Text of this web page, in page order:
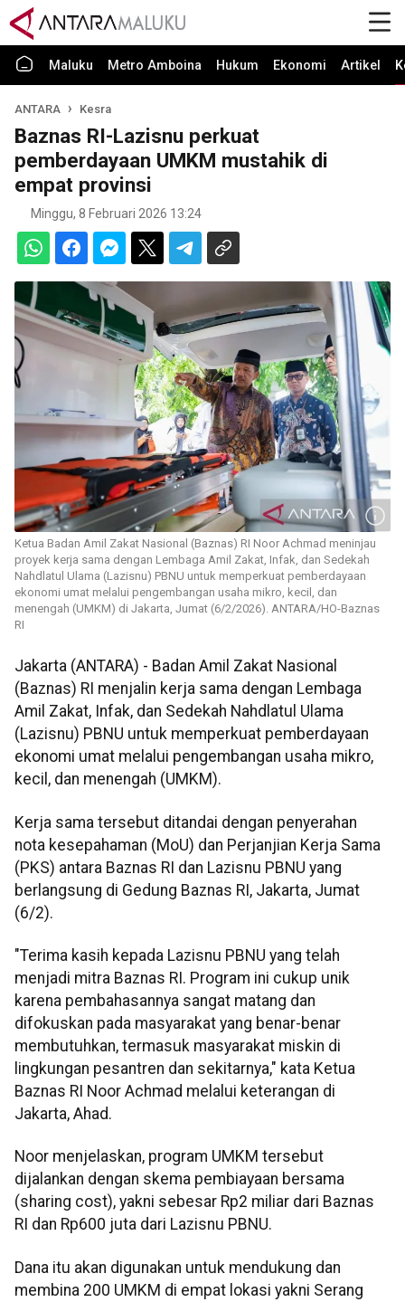
Maluku Metro Amboina Hukum Ekonomi Artikel
ANTARA Kesra
Baznas RI-Lazisnu perkuat
pemberdayaan UMKM mustahik di
empat provinsi
Minggu, 8 Februari 2026 13:24
Ketua Badan Amil Zakat Nasional (Baznas) RI Noor Achmad meninjau
proyek kerja sama dengan Lembaga Amil Zakat, Infak, dan Sedekah
Nahdlatul Ulama (Lazisnu) PBNU untuk memperkuat pemberdayaan
ekonomi umat melalui pengembangan usaha mikro, kecil, dan
menengah (UMKM) di Jakarta, Jumat (6/2/2026). ANTARA/HO-Baznas
RI
Jakarta (ANTARA) - Badan Amil Zakat Nasional
(Baznas) RI menjalin kerja sama dengan Lembaga
Amil Zakat, Infak, dan Sedekah Nahdlatul Ulama
(Lazisnu) PBNU untuk memperkuat pemberdayaan
ekonomi umat melalui pengembangan usaha mikro,
kecil, dan menengah (UMKM).
Kerja sama tersebut ditandai dengan penyerahan
nota kesepahaman (MoU) dan Perjanjian Kerja Sama
(PKS) antara Baznas RI dan Lazisnu PBNU yang
berlangsung di Gedung Baznas RI, Jakarta, Jumat
(6/2).
"Terima kasih kepada Lazisnu PBNU yang telah
menjadi mitra Baznas RI. Program ini cukup unik
karena pembahasannya sangat matang dan
difokuskan pada masyarakat yang benar-benar
membutuhkan, termasuk masyarakat miskin di
lingkungan pesantren dan sekitarnya," kata Ketua
Baznas RI Noor Achmad melalui keterangan di
Jakarta, Ahad.
Noor menjelaskan, program UMKM tersebut
dijalankan dengan skema pembiayaan bersama
(sharing cost), yakni sebesar Rp2 miliar dari Baznas
RI dan Rp600 juta dari Lazisnu PBNU.
Dana itu akan digunakan untuk mendukung dan
membina 200 UMKM di empat lokasi yakni Serang